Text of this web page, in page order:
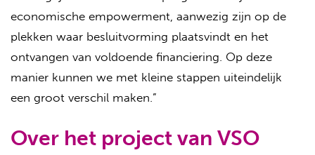
economische empowerment, aanwezig zijn op de
plekken waar besluitvorming plaatsvindt en het
ontvangen van voldoende financiering. Op deze
manier kunnen we met kleine stappen uiteindelijk
een groot verschil maken.”
Over het project van VSO